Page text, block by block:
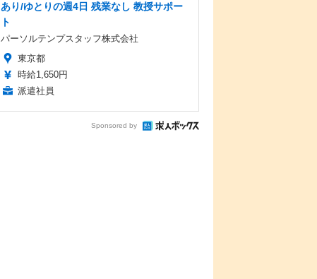
あり/ゆとりの週4日 残業なし 教授サポー
ト
パーソルテンプスタッフ株式会社
東京都
時給1,650円
派遣社員
Sponsored by